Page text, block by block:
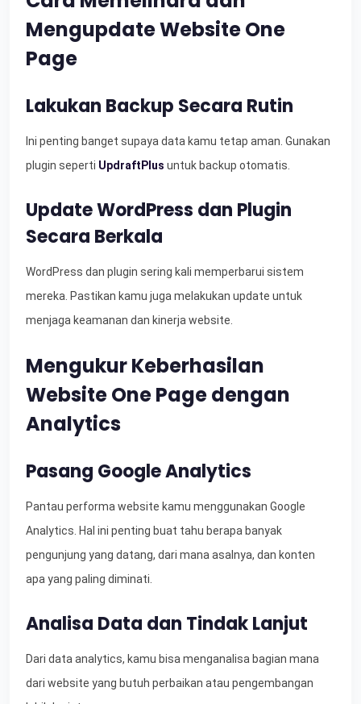
Mengupdate Website One
Page
Lakukan Backup Secara Rutin
Ini penting banget supaya data kamu tetap aman. Gunakan
plugin seperti UpdraftPlus untuk backup otomatis.
Update WordPress dan Plugin
Secara Berkala
WordPress dan plugin sering kali memperbarui sistem
mereka. Pastikan kamu juga melakukan update untuk
menjaga keamanan dan kinerja website.
Mengukur Keberhasilan
Website One Page dengan
Analytics
Pasang Google Analytics
Pantau performa website kamu menggunakan Google
Analytics. Hal ini penting buat tahu berapa banyak
pengunjung yang datang, dari mana asalnya, dan konten
apa yang paling diminati.
Analisa Data dan Tindak Lanjut
Dari data analytics, kamu bisa menganalisa bagian mana
dari website yang butuh perbaikan atau pengembangan